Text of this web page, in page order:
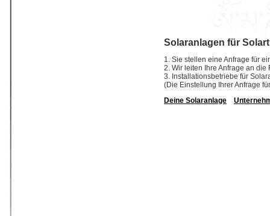
Solaranlagen für
1. Sie stellen eine Anfrage für
2. Wir leiten Ihre Anfrage an
3. Installationsbetriebe für
(Die Einstellung Ihrer Anfrage
Deine Solaranlage